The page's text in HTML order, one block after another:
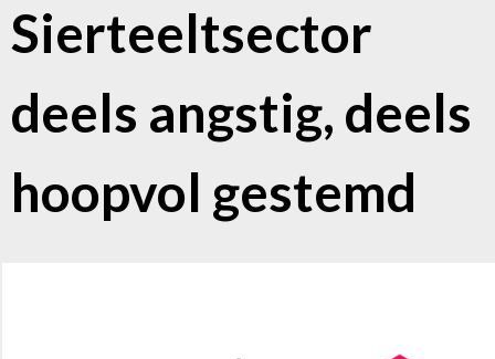
Sierteeltsector
deels angstig, deels
hoopvol gestemd